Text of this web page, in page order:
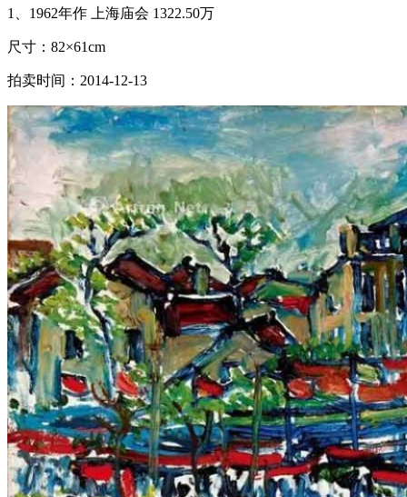
1、1962年作 上海庙会 1322.50万
尺寸：82×61cm
拍卖时间：2014-12-13